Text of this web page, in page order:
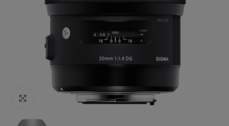
Haga clic para ampliar